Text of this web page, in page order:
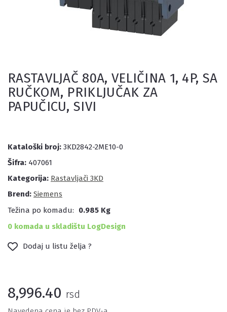
RASTAVLJAČ 80A, VELIČINA 1, 4P, SA
RUČKOM, PRIKLJUČAK ZA
PAPUČICU, SIVI
Kataloški broj: 3KD2842-2ME10-0
Šifra: 407061
Kategorija: Rastavljači 3KD
Brend: Siemens
Težina po komadu:
0.985 Kg
0 komada u skladištu LogDesign
Dodaj u listu želja ?
8,996.40 rsd